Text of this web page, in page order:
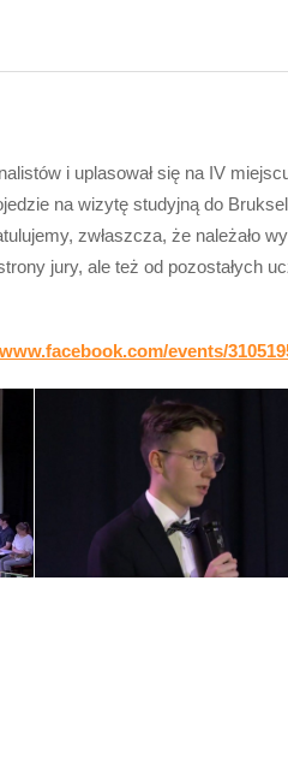
i uplasował się na IV
na wizytę studyjną do
zwłaszcza, że należało
jury, ale też od pozostałych
events/